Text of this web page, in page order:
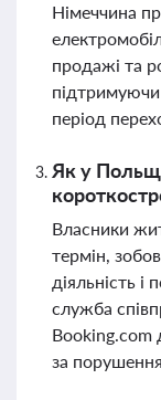
Німеччина
продажі та
період
Як у
Власники
термін,
діяльність і
служба
Booking.com
за